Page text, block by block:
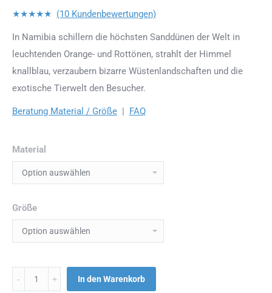
★★★★★ (10 Kundenbewertungen)
In Namibia schillern die höchsten Sanddünen der Welt in
leuchtenden Orange- und Rottönen, strahlt der Himmel
knallblau, verzaubern bizarre Wüstenlandschaften und die
exotische Tierwelt den Besucher.
Beratung Material / Größe | FAQ
Material
Größe
Menge In den Warenkorb